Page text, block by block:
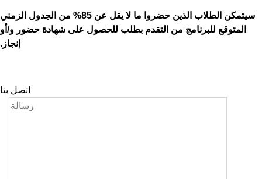
سيتمكن الطلاب الذين حضروا ما لا يقل عن 85% من الجدول الزمني
المتوقع للبرنامج من التقدم بطلب للحصول على شهادة حضور و/أو
إنجاز.
اتصل بنا